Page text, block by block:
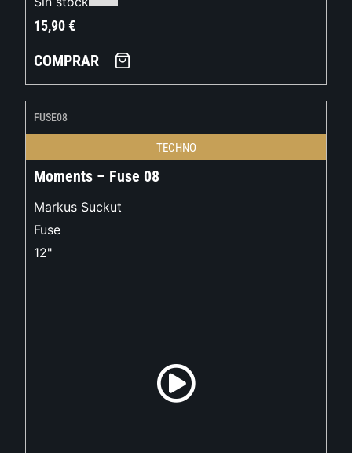
15,90€
COMPRAR
FUSE08
TECHNO
Moments – Fuse 08
Markus Suckut
Fuse
12"